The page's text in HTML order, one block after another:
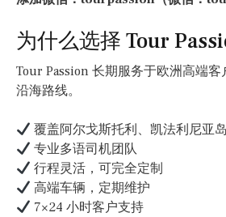
为什么选择 Tour
Tour Passion 长期服务于欧洲高端
沿海路线。
覆盖阿尔戈斯托利、凯法利尼亚
专业多语司机团队
行程灵活，可完全定制
高端车辆，定期维护
7×24 小时客户支持